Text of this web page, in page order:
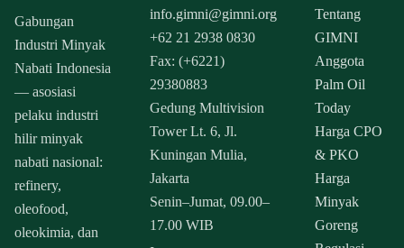
Gabungan
Industri Minyak
Nabati Indonesia
— asosiasi
pelaku industri
hilir minyak
nabati nasional:
refinery,
oleofood,
oleokimia, dan
info.gimni@gimni.org
+62 21 2938 0830
Fax: (+6221)
29380883
Gedung Multivision
Tower Lt. 6, Jl.
Kuningan Mulia,
Jakarta
Senin–Jumat, 09.00–
17.00 WIB
Tentang
GIMNI
Anggota
Palm Oil
Today
Harga CPO
& PKO
Harga
Minyak
Goreng